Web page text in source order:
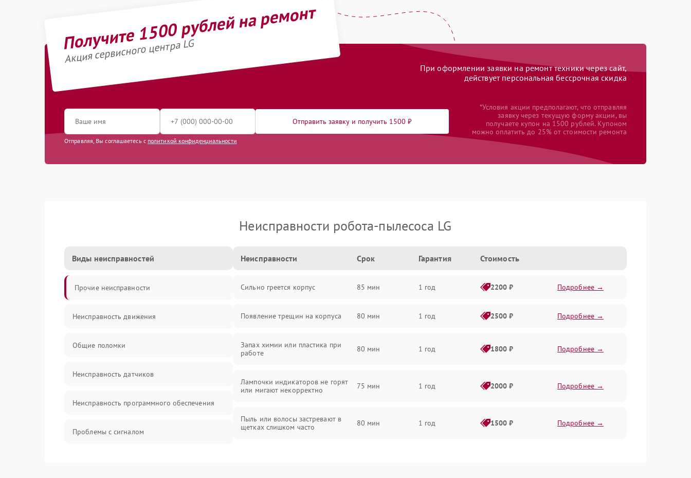
Получите 1500 рублей на ремонт
Акция сервисного центра LG
При оформлении заявки на ремонт техники через сайт,
действует персональная бессрочная скидка
Отправить заявку и получить 1500 ₽
Отправляя, Вы соглашаетесь с политикой конфиденциальности
*Условия акции предполагают, что отправляя
заявку через текущую форму акции, вы
получаете купон на 1500 рублей. Купоном
можно оплатить до 25% от стоимости ремонта
Неисправности робота-пылесоса LG
Виды неисправностей
Прочие неисправности
Неисправность движения
Общие поломки
Неисправность датчиков
Неисправность программного обеспечения
Проблемы с сигналом
Неисправности Срок Гарантия Стоимость
Сильно греется корпус 85 мин 1 год 2200 ₽ Подробнее →
Появление трещин на корпуса 80 мин 1 год 2500 ₽ Подробнее →
Запах химии или пластика при
работе
80 мин 1 год 1800 ₽ Подробнее →
Лампочки индикаторов не горят
или мигают некорректно
75 мин 1 год 2000 ₽ Подробнее →
Пыль или волосы застревают в
щетках слишком часто
80 мин 1 год 1500 ₽ Подробнее →